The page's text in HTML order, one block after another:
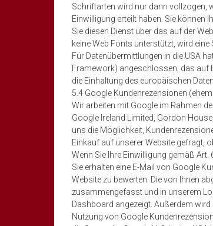
Schriftarten wird nur dann vollzogen,
Einwilligung erteilt haben. Sie können
Sie diesen Dienst über das auf der
keine Web Fonts unterstützt, wird
Für Datenübermittlungen in die USA
Framework) angeschlossen, das auf
die Einhaltung des europäischen
5.4 Google Kundenrezensionen
Wir arbeiten mit Google im Rahmen
Google Ireland Limited, Gordon
uns die Möglichkeit,
Einkauf auf unserer Website gefragt,
Wenn Sie Ihre Einwilligung gemäß Art.
Sie erhalten eine E-Mail von Google
Website zu bewerten. Die von Ihnen
zusammengefasst und in unserem
Dashboard angezeigt. Außerdem
Nutzung von Google